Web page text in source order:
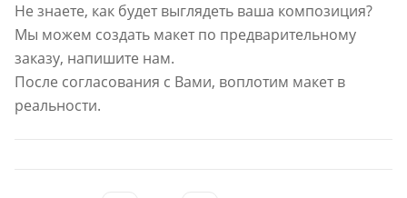
Не знаете, как будет выглядеть ваша композиция?
Мы можем создать макет по предварительному
заказу, напишите нам.
После согласования с Вами, воплотим макет в
реальности.